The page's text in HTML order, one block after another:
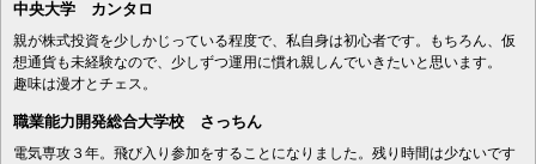
中央大学 カンタロ
親が株式投資を少しかじっている程度で、私自身は初心者です。もちろん、仮
想通貨も未経験なので、少しずつ運用に慣れ親しんでいきたいと思います。
趣味は漫才とチェス。
職業能力開発総合大学校 さっちん
電気専攻３年。飛び入り参加をすることになりました。残り時間は少ないです